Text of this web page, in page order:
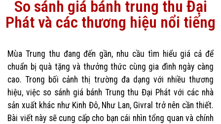
So sánh giá bánh trung thu Đại
Phát và các thương hiệu nổi tiếng
Mùa Trung thu đang đến gần, nhu cầu tìm hiểu giá cả để
chuẩn bị quà tặng và thưởng thức cùng gia đình ngày càng
cao. Trong bối cảnh thị trường đa dạng với nhiều thương
hiệu, việc so sánh giá bánh Trung thu Đại Phát với các nhà
sản xuất khác như Kinh Đô, Như Lan, Givral trở nên cần thiết.
Bài viết này sẽ cung cấp cho bạn cái nhìn tổng quan và chính